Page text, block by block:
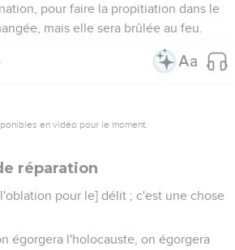
pour faire la propitiation dans le
mais elle sera brûlée au feu.
en vidéo pour le moment.
réparation
pour le] délit ; c'est une chose
égorgera l'holocauste, on égorgera